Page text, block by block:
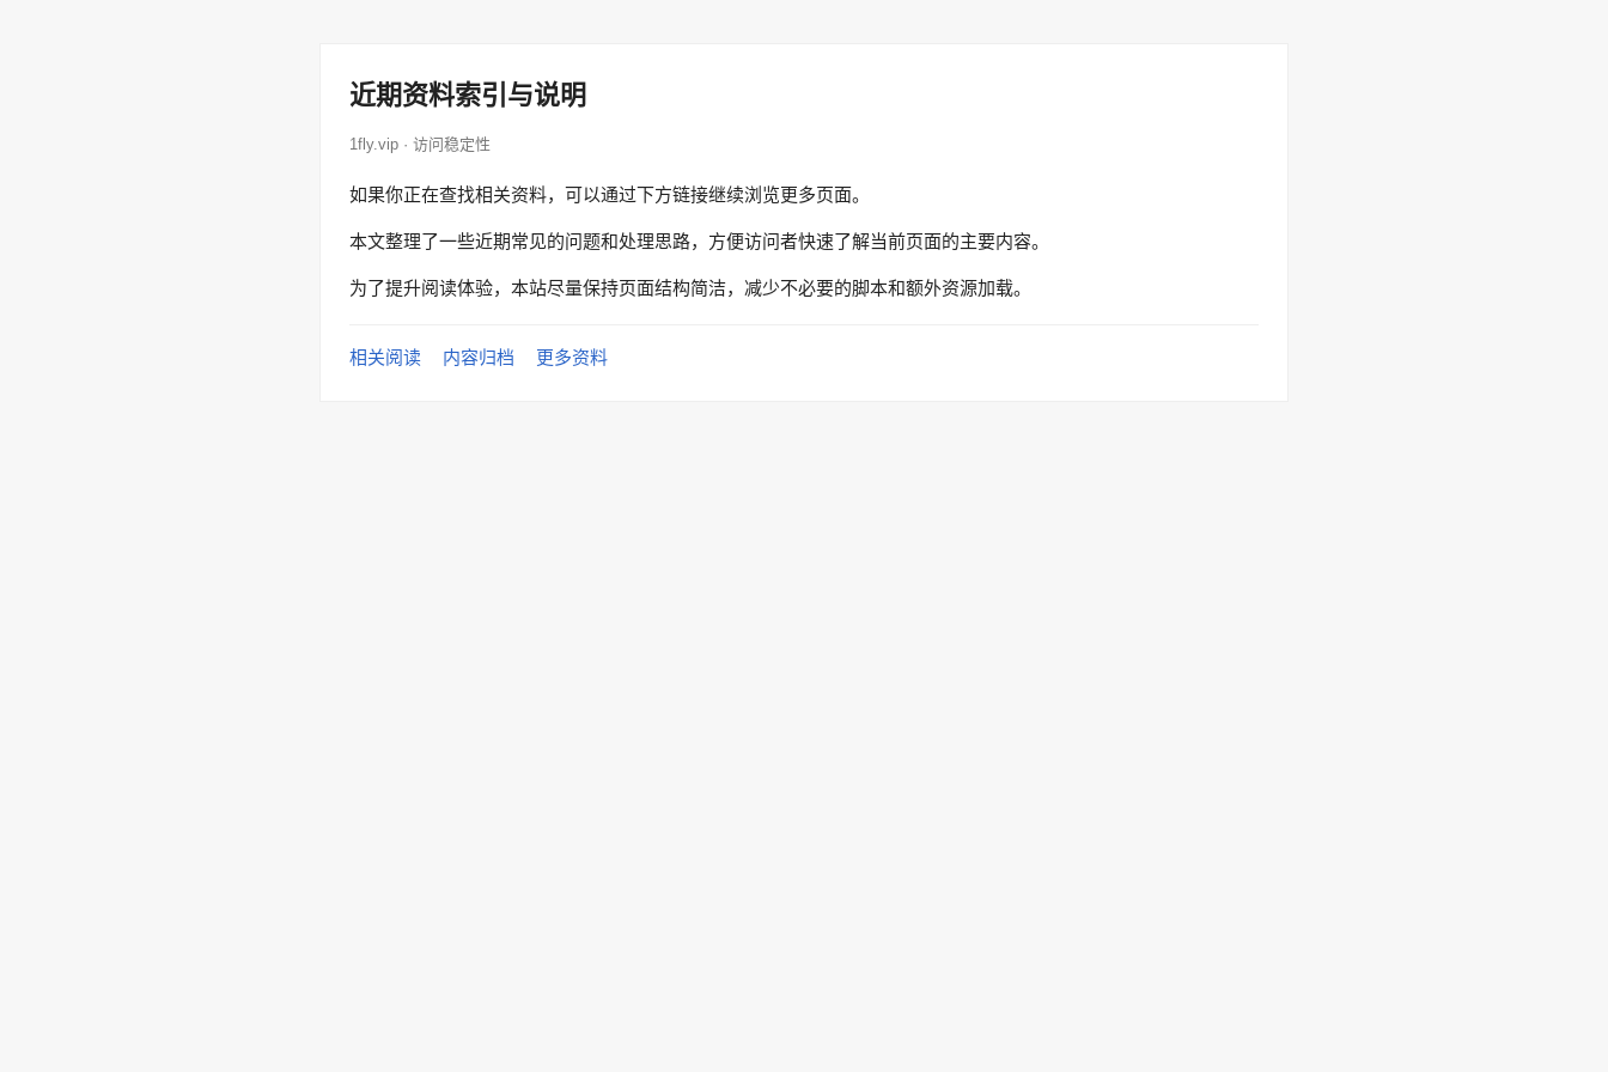
近期资料索引与说明
1fly.vip · 访问稳定性
如果你正在查找相关资料，可以通过下方链接继续浏览更多页面。
本文整理了一些近期常见的问题和处理思路，方便访问者快速了解当前页面的主要内容。
为了提升阅读体验，本站尽量保持页面结构简洁，减少不必要的脚本和额外资源加载。
相关阅读 内容归档 更多资料